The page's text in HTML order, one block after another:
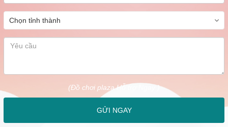
(Đồ chơi plaza Hỗ trợ Ngay )
GỬI NGAY